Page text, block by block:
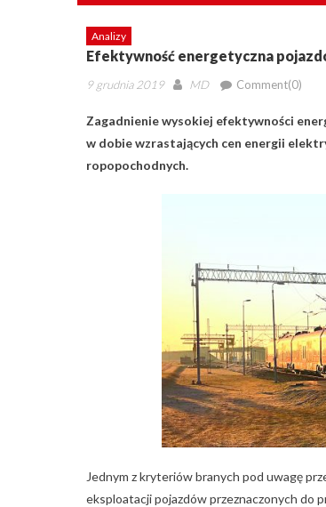
Analizy
Efektywność energetyczna
Posted
9 grudnia 2019 Author
MD Comment(0)
Zagadnienie wysokiej efektywności
w dobie wzrastających cen energii
ropopochodnych.
Jednym z kryteriów branych pod uwagę
eksploatacji pojazdów przeznaczonych do